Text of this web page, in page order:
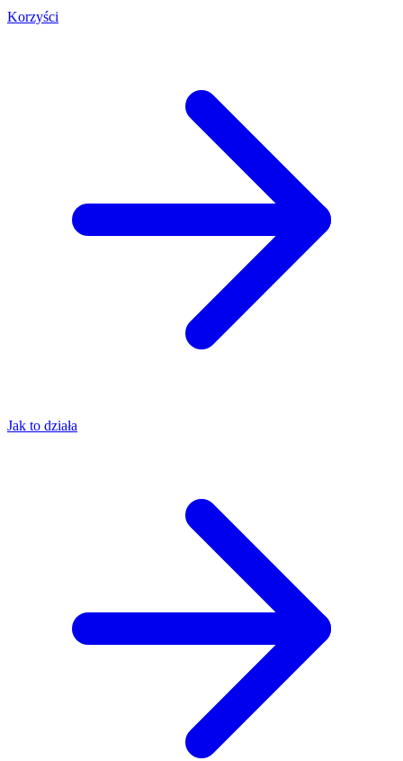
Korzyści
Jak to działa